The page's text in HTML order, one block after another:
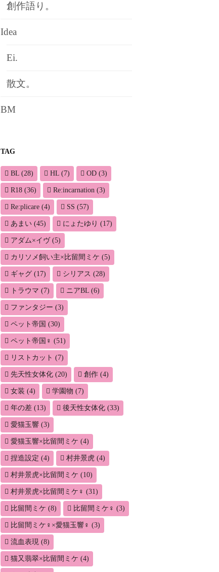
創作語り。
Idea
Ei.
散文。
BM
TAG
BL (28) HL (7) OD (3)
R18 (36) Re:incarnation (3)
Re:plicare (4) SS (57)
あまい (45) にょたゆり (17)
アダム×イヴ(5)
カリソメ飼い主×比留間ミケ (5)
ギャグ (17) シリアス (28)
トラウマ (7) ニアBL (6)
ファンタジー (3)
ペット帝国 (30)
ペット帝国♀ (51)
リストカット (7)
先天性女体化 (20) 創作 (4)
女装 (4) 学園物 (7)
年の差 (13) 後天性女体化 (33)
愛猫玉響 (3)
愛猫玉響×比留間ミケ (4)
捏造設定 (4) 村井景虎 (4)
村井景虎×比留間ミケ (10)
村井景虎×比留間ミケ♀ (31)
比留間ミケ (8) 比留間ミケ♀ (3)
比留間ミケ♀×愛猫玉響♀ (3)
流血表現 (8)
猫又翡翠×比留間ミケ (4)